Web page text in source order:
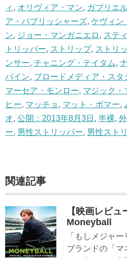
ィ , オリヴィア・マン, ガブリエ
ア・パブリッシャーズ, ケヴィン
ン, ジョー・マンガニエロ , ステ
トリッパー, ストリップ, ストリ
ンサー, チャニング・テイタム,
パイン, ブロードメディア・スタ
マーセア・モンロー, マジック・
ヒー, マッチョ , マット・ボマー,
オ, 公開：2013年8月3日 , 半裸,
ー, 男性ストリッパー, 男性スト
関連記事
【映画レビ
Moneyball
「もしメジャ
ブランドの「マ